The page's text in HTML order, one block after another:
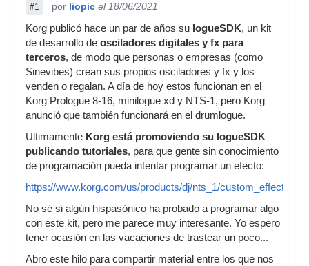
#1 por liopic el 18/06/2021
Korg publicó hace un par de años su logueSDK, un kit
de desarrollo de osciladores digitales y fx para
terceros, de modo que personas o empresas (como
Sinevibes) crean sus propios osciladores y fx y los
venden o regalan. A día de hoy estos funcionan en el
Korg Prologue 8-16, minilogue xd y NTS-1, pero Korg
anunció que también funcionará en el drumlogue.
Ultimamente Korg está promoviendo su logueSDK
publicando tutoriales, para que gente sin conocimiento
de programación pueda intentar programar un efecto:
https://www.korg.com/us/products/dj/nts_1/custom_effects.php
No sé si algún hispasónico ha probado a programar algo
con este kit, pero me parece muy interesante. Yo espero
tener ocasión en las vacaciones de trastear un poco...
Abro este hilo para compartir material entre los que nos